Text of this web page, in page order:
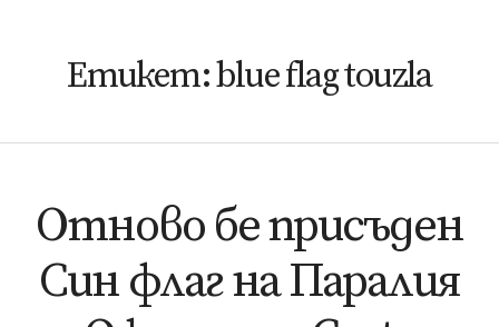
Етикет:blue flag touzla
Отново бе присъден
Син флаг на Паралия